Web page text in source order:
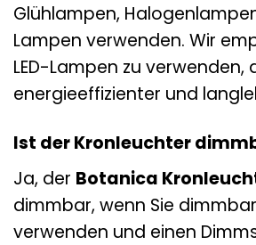
Glühlampen,
Lampen verwenden. Wir
LED-Lampen zu verwenden,
energieeffizienter und
Ist der Kronleuchter
Ja, der Botanica
dimmbar, wenn Sie
verwenden und einen